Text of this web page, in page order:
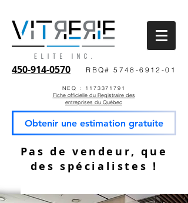
450-914-0570 RBQ# 5748-6912-01
NEQ : 1173371791
Fiche officielle du Registraire des
entreprises du Québec
Obtenir une estimation gratuite
Pas de vendeur, que
des spécialistes !